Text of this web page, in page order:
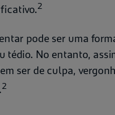
2
pode ser uma
tédio. No entanto,
ser de culpa,
2